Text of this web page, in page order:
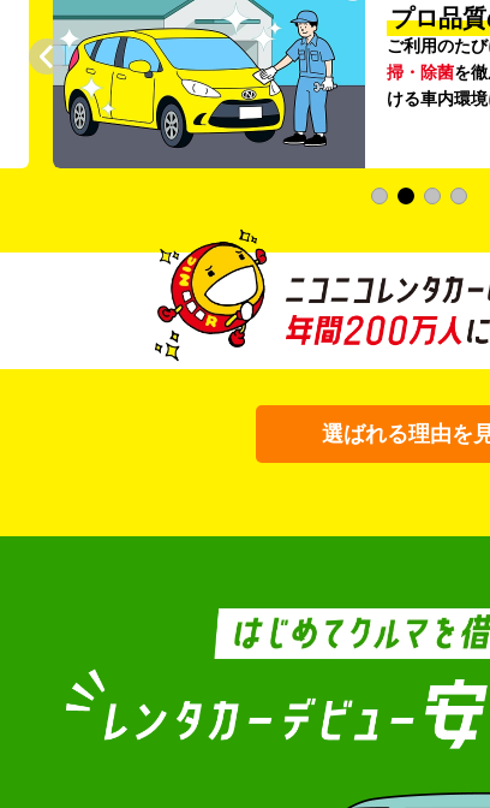
プロ品
ご利用のた
掃・除菌を
ける車内環
選ばれる理由を